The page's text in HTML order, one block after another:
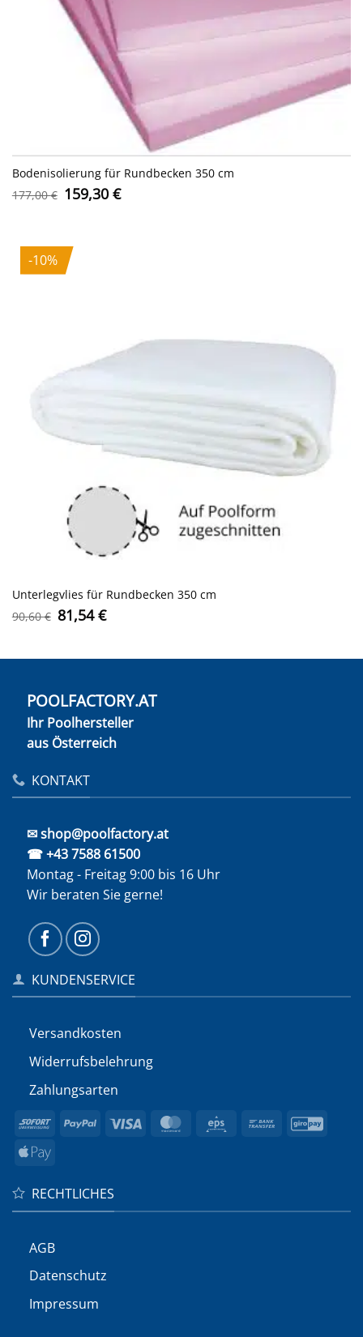
Bodenisolierung für Rundbecken 350 cm
177,00€ Ursprünglicher
Preis
159,30 €Aktueller
-10%
Unterlegvlies für Rundbecken 350 cm
90,60€ Ursprünglicher
Preis
90,60 €
81,54€Aktueller
81,54 €.
POOLFACTORY.AT
Ihr Poolhersteller
aus Österreich
KONTAKT
✉ shop@poolfactory.at
☎ +43 7588 61500
Montag - Freitag 9:00 bis 16 Uhr
Wir beraten Sie gerne!
KUNDENSERVICE
Versandkosten
Widerrufs­belehrung
Zahlungsarten
Sofort PayPal Visa MasterCard
Eps
Bank
Apple
RECHTLICHES
AGB
Datenschutz
Impressum